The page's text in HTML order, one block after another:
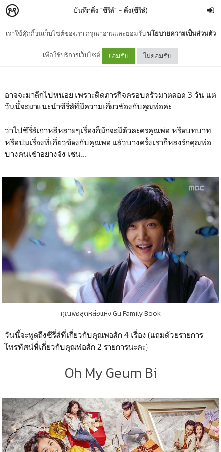
เราใช้คุ๊กกี้บนเว็บไซต์ของเรา กรุณาอ่านและยอมรับนโยบายความเป็นส่วนตัว
เพื่อใช้บริการเว็บไซต์ ยอมรับ ไม่ยอมรับ
บันทึกติ่ง "ซีรีส์" – ติ่ง(ซีรีส์)
ซีรี่ส์ตามเทศกาล : "วันพ่อ"
อาจจะมาดึกไปหน่อย เพราะติดภารกิจครอบครัวมาตลอด 3 วัน แต่
วันนี้จะมาแนะนำซีรี่ส์ที่มีความเกี่ยวข้องกับคุณพ่อค่ะ
ว่าไปซีรี่ส์เกาหลีหลายๆเรื่องก็มักจะมีตัวละครคุณพ่อ หรือบทบาท
หรือปมเรื่องที่เกี่ยวข้องกับคุณพ่อ แล้วบางครั้งเราก็หลงรักคุณพ่อ
บางคนเข้าอย่างจัง เช่น...
คุณพ่อสุดหล่อแห่ง Gu Family Book
วันนี้จะพูดถึงซีรี่ส์ที่เกี่ยวกับคุณพ่อสัก 4 เรื่อง (แถมด้วยรายการ
โทรทัศน์ที่เกี่ยวกับคุณพ่อสัก 2 รายการนะคะ)
Oh My Geum Bi